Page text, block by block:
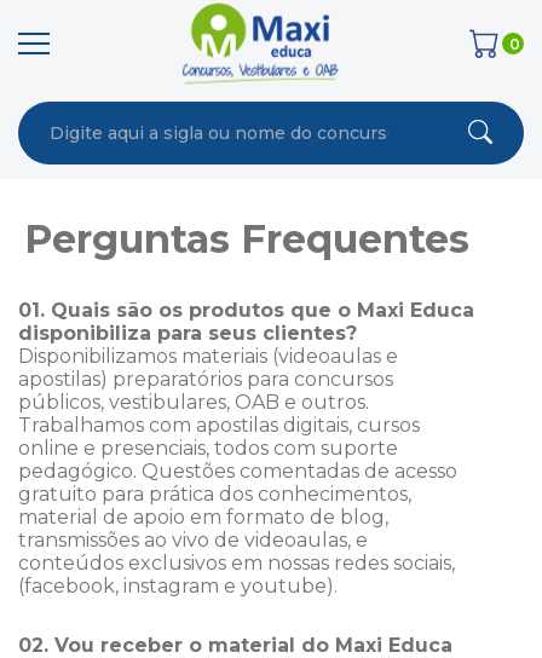
0
Perguntas Frequentes
01. Quais são os produtos que o Maxi Educa
disponibiliza para seus clientes?
Disponibilizamos materiais (videoaulas e
apostilas) preparatórios para concursos
públicos, vestibulares, OAB e outros.
Trabalhamos com apostilas digitais, cursos
online e presenciais, todos com suporte
pedagógico. Questões comentadas de acesso
gratuito para prática dos conhecimentos,
material de apoio em formato de blog,
transmissões ao vivo de videoaulas, e
conteúdos exclusivos em nossas redes sociais,
(facebook, instagram e youtube).
02. Vou receber o material do Maxi Educa